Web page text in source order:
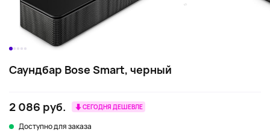
Саундбар Bose Smart, черный
2 086 руб. СЕГОДНЯ ДЕШЕВЛЕ
Доступно для заказа